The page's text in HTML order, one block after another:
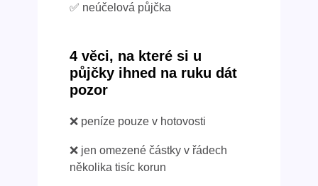
✅ neúčelová půjčka
4 věci, na které si u
půjčky ihned na ruku dát
pozor
❌ peníze pouze v hotovosti
❌ jen omezené částky v řádech
několika tisíc korun